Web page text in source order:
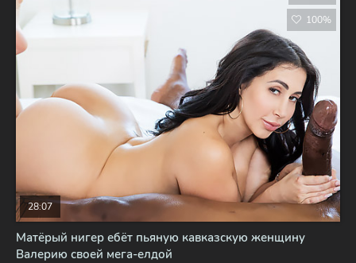
Матёрый нигер ебёт пьяную кавказскую женщину
Валерию своей мега-елдой
28:07
100%